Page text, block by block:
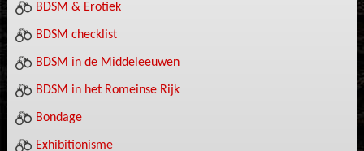
BDSM & Erotiek
BDSM checklist
BDSM in de Middeleeuwen
BDSM in het Romeinse Rijk
Bondage
Exhibitionisme